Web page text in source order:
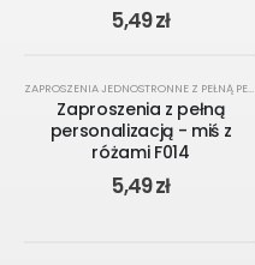
5,49zł
ZAPROSZENIA JEDNOSTRONNE Z PEŁNĄ PERSONALIZACJĄ
Zaproszenia z pełną
personalizacją - miś z
różami F014
5,49zł